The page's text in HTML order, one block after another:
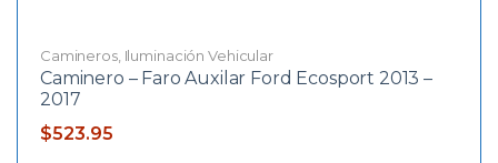
Camineros, Iluminación Vehicular
Caminero – Faro Auxilar Ford Ecosport 2013 –
2017
$523.95